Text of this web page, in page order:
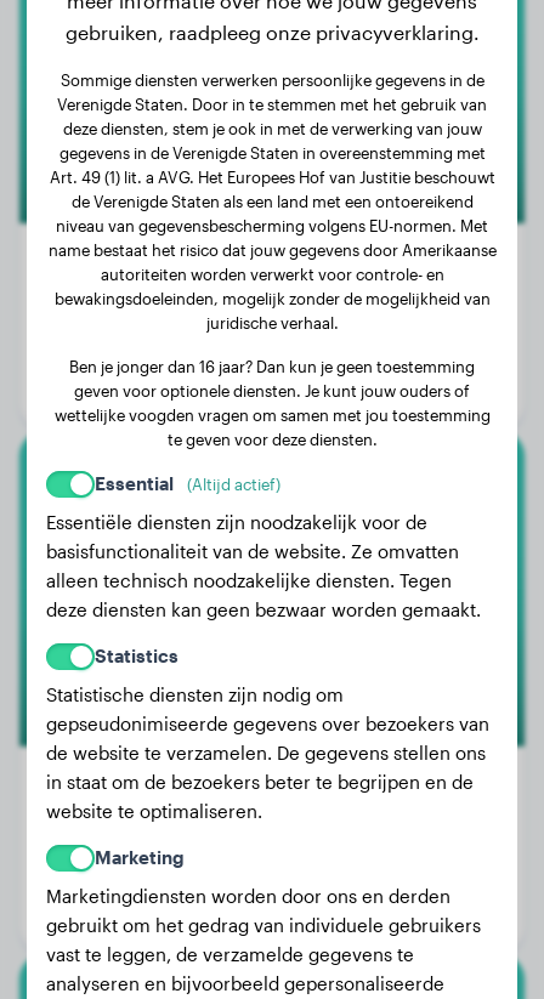
Flash
Leeftijd:
Geslacht:
Reu
Witte Zwitserse Herdershond
Taya
Gewicht:
Leeftijd:
Geslacht:
gebruiken, raadpleeg onze privacyverklaring.
Sommige diensten verwerken persoonlijke gegevens in de
Verenigde Staten. Door in te stemmen met het gebruik van
deze diensten, stem je ook in met de verwerking van jouw
gegevens in de Verenigde Staten in overeenstemming met
Art. 49 (1) lit. a AVG. Het Europees Hof van Justitie beschouwt
de Verenigde Staten als een land met een ontoereikend
niveau van gegevensbescherming volgens EU-normen. Met
name bestaat het risico dat jouw gegevens door Amerikaanse
autoriteiten worden verwerkt voor controle- en
bewakingsdoeleinden, mogelijk zonder de mogelijkheid van
juridische verhaal.
Ben je jonger dan 16 jaar? Dan kun je geen toestemming
geven voor optionele diensten. Je kunt jouw ouders of
wettelijke voogden vragen om samen met jou toestemming
te geven voor deze diensten.
Essential (Altijd actief)
Essentiële diensten zijn noodzakelijk voor de
basisfunctionaliteit van de website. Ze omvatten
alleen technisch noodzakelijke diensten. Tegen
deze diensten kan geen bezwaar worden gemaakt.
Statistics
Statistische diensten zijn nodig om
gepseudonimiseerde gegevens over bezoekers van
de website te verzamelen. De gegevens stellen ons
in staat om de bezoekers beter te begrijpen en de
website te optimaliseren.
Marketing
Marketingdiensten worden door ons en derden
gebruikt om het gedrag van individuele gebruikers
vast te leggen, de verzamelde gegevens te
analyseren en bijvoorbeeld gepersonaliseerde